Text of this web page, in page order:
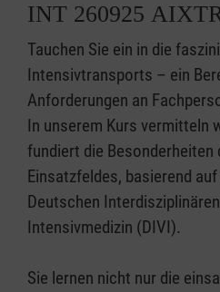
INT 260925
Tauchen Sie ein in die
Intensivtransports – ein
Anforderungen an
In unserem Kurs vermitteln
fundiert die
Einsatzfeldes, basierend
Deutschen
Intensivmedizin (DIVI).
Sie lernen nicht nur die